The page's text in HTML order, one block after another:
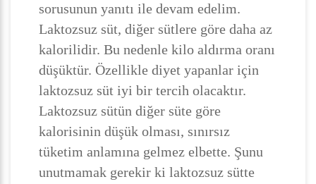
sorusunun yanıtı ile devam edelim.
Laktozsuz süt, diğer sütlere göre daha az
kalorilidir. Bu nedenle kilo aldırma oranı
düşüktür. Özellikle diyet yapanlar için
laktozsuz süt iyi bir tercih olacaktır.
Laktozsuz sütün diğer süte göre
kalorisinin düşük olması, sınırsız
tüketim anlamına gelmez elbette. Şunu
unutmamak gerekir ki laktozsuz sütte